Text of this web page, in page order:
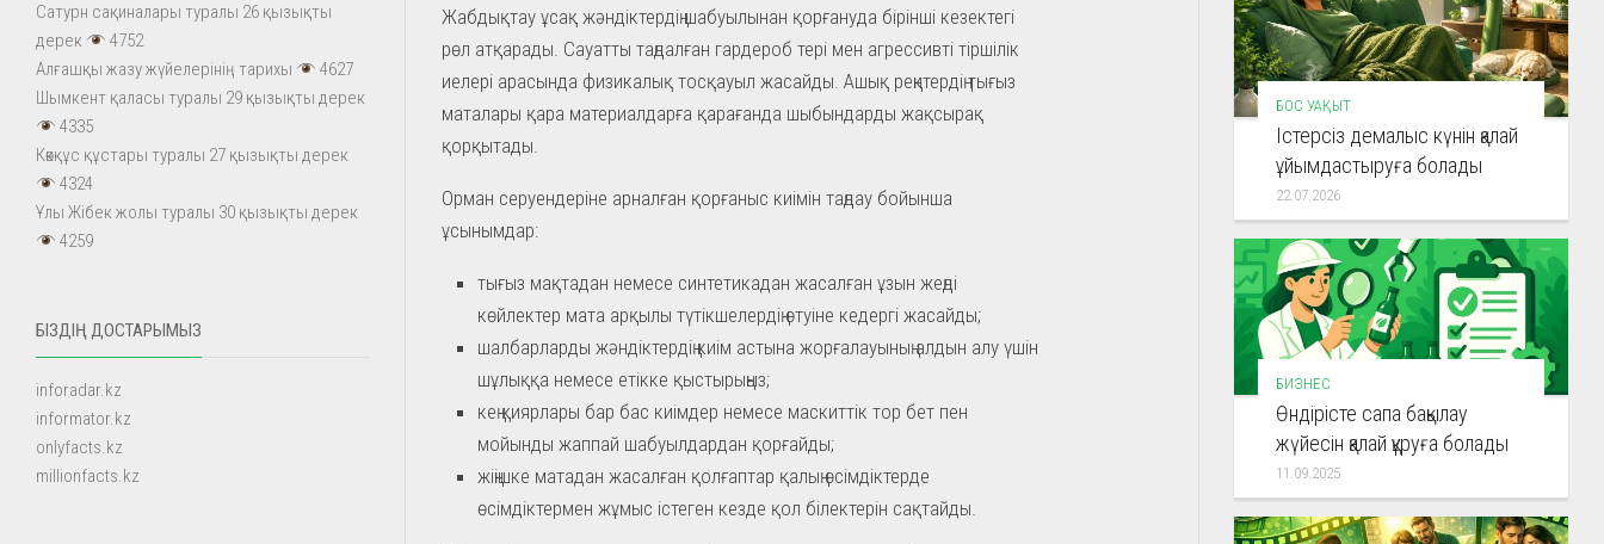
Жабдықтау ұсақ жәндіктердің шабуылынан қорғануда бірінші кезектегі
рөл атқарады. Сауатты таңдалған гардероб тері мен агрессивті тіршілік
иелері арасында физикалық тосқауыл жасайды. Ашық реңктердің тығыз
маталары қара материалдарға қарағанда шыбындарды жақсырақ
қорқытады.
Орман серуендеріне арналған қорғаныс киімін таңдау бойынша
ұсынымдар:
тығыз мақтадан немесе синтетикадан жасалған ұзын жеңді
көйлектер мата арқылы түтікшелердің өтуіне кедергі жасайды;
шалбарларды жәндіктердің киім астына жорғалауының алдын алу үшін
шұлыққа немесе етікке қыстырыңыз;
кең қиярлары бар бас киімдер немесе маскиттік тор бет пен
мойынды жаппай шабуылдардан қорғайды;
жіңішке матадан жасалған қолғаптар қалың өсімдіктерде
өсімдіктермен жұмыс істеген кезде қол білектерін сақтайды.
Сатурн сақиналары туралы 26 қызықты
дерек
4752
Алғашқы жазу жүйелерінің тарихы
4627
Шымкент қаласы туралы 29 қызықты дерек
4335
Көкқұс құстары туралы 27 қызықты дерек
4324
Ұлы Жібек жолы туралы 30 қызықты дерек
4259
БІЗДІҢ ДОСТАРЫМЫЗ
inforadar.kz
informator.kz
onlyfacts.kz
millionfacts.kz
БОС УАҚЫТ
Істерсіз демалыс күнін қалай
ұйымдастыруға болады
22.07.2026
БИЗНЕС
Өндірісте сапа бақылау
жүйесін қалай құруға болады
11.09.2025